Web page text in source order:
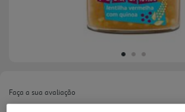
Faça a sua avaliação
Ref. / EAN:8437017636434